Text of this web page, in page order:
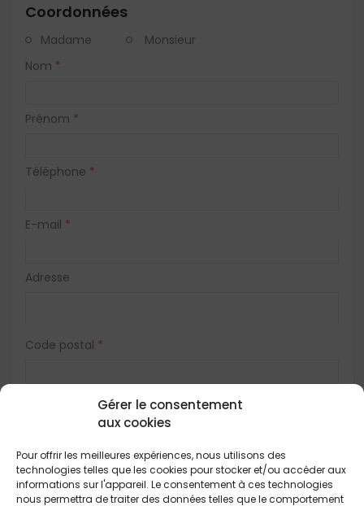
Gérer le consentement
aux cookies
Pour offrir les meilleures expériences, nous utilisons des
technologies telles que les cookies pour stocker et/ou accéder aux
informations sur l'appareil. Le consentement à ces technologies
nous permettra de traiter des données telles que le comportement
Coordonnées
Madame
Monsieur
Nom *
Prénom *
Téléphone *
E-mail *
Adresse
Code postal *
Vous acceptez de recevoir des offres concernant des biens
similaires de la part de Construction Horizontale
Vous acceptez de recevoir des offres concernant des biens
similaires de la part de nos partenaires